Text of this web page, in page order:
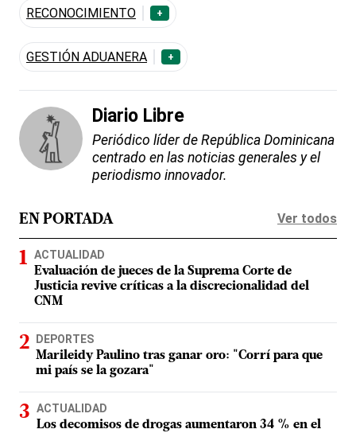
RECONOCIMIENTO +
GESTIÓN ADUANERA +
Diario Libre
Periódico líder de República Dominicana
centrado en las noticias generales y el
periodismo innovador.
EN PORTADA Ver todos
ACTUALIDAD
Evaluación de jueces de la Suprema Corte de
Justicia revive críticas a la discrecionalidad del
CNM
DEPORTES
Marileidy Paulino tras ganar oro: "Corrí para que
mi país se la gozara"
ACTUALIDAD
Los decomisos de drogas aumentaron 34 % en el